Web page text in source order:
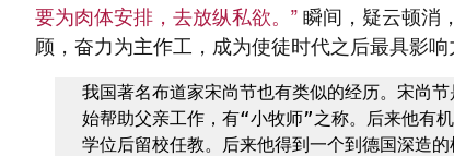
要为肉体安排，去放纵私欲。” 瞬间，疑云顿消
顾，奋力为主作工，成为使徒时代之后最具影响
我国著名布道家宋尚节也有类似的经历。宋尚
始帮助父亲工作，有“小牧师”之称。后来他有
学位后留校任教。后来他得到一个到德国深造